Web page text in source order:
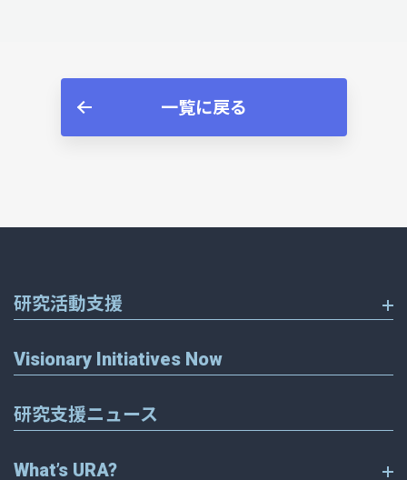
一覧に戻る
研究活動支援
Visionary Initiatives Now
研究支援ニュース
What’s URA?